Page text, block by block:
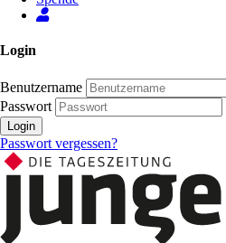
Login
Benutzername
Passwort
Login
Passwort vergessen?